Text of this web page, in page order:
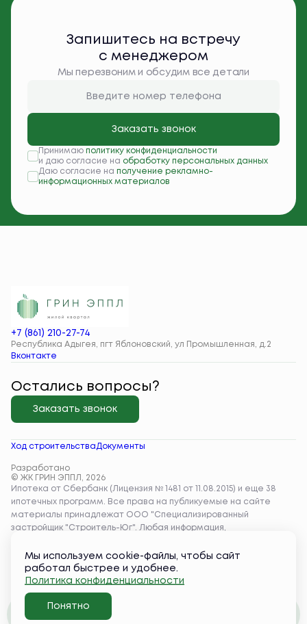
Запишитесь на встречу
с менеджером
Мы перезвоним и обсудим все детали
Заказать звонок
Принимаю политику конфиденциальности
и даю согласие на обработку персональных данных
Даю согласие на получение рекламно-
информационных материалов
+7 (861) 210-27-74
Республика Адыгея, пгт Яблоновский, ул Промышленная, д.2
Вконтакте
Ход строительстваДокументы
Разработано
© ЖК ГРИН ЭППЛ, 2026
Остались вопросы?
Заказать звонок
Забронировать
Мы используем cookie-файлы, чтобы сайт
работал быстрее и удобнее.
Политика конфиденциальности
Понятно